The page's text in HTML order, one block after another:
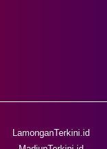
LamonganTerkini.id